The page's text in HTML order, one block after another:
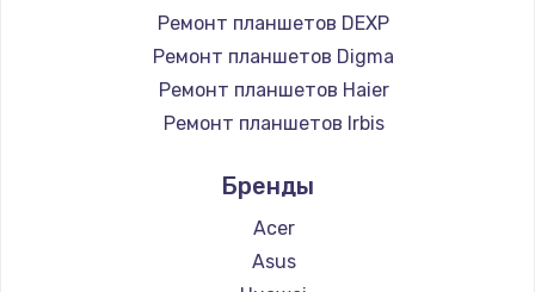
1000 руб.
Заказать
Чистка от пыли
Заказать
Настройка ОС
Ремонт планшетов DEXP
Ремонт планшетов Digma
Ремонт планшетов Haier
Ремонт планшетов Irbis
Ремонт планшетов Microsoft
Ремонт планшетов BlackView
Ремонт планшетов Amazon
Бренды
Acer
Asus